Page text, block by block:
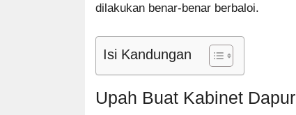
dilakukan benar-benar berbaloi.
Isi Kandungan
Upah Buat Kabinet Dapur